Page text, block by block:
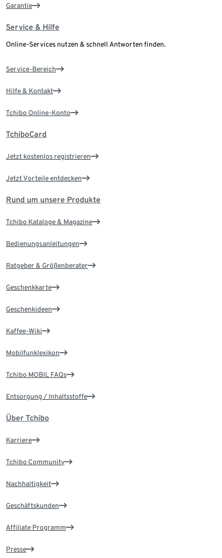
Garantie
Service & Hilfe
Online-Services nutzen & schnell Antworten finden.
Service-Bereich
Hilfe & Kontakt
Tchibo Online-Konto
TchiboCard
Jetzt kostenlos registrieren
Jetzt Vorteile entdecken
Rund um unsere Produkte
Tchibo Kataloge & Magazine
Bedienungsanleitungen
Ratgeber & Größenberater
Geschenkkarte
Geschenkideen
Kaffee-Wiki
Mobilfunklexikon
Tchibo MOBIL FAQs
Entsorgung / Inhaltsstoffe
Über Tchibo
Karriere
Tchibo Community
Nachhaltigkeit
Geschäftskunden
Affiliate Programm
Presse